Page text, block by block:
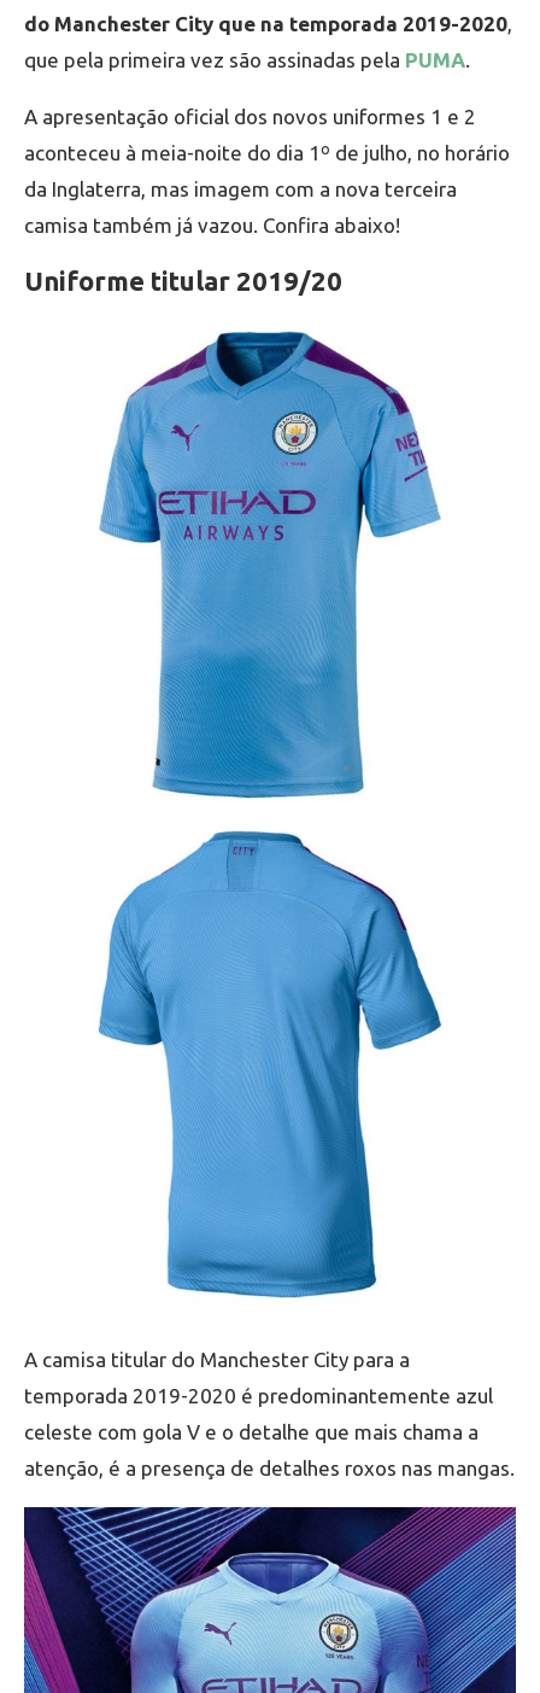
do Manchester City que na temporada 2019-2020
que pela primeira vez são assinadas pela PUMA
A apresentação oficial dos novos uniformes 1 e 2
aconteceu à meia-noite do dia 1º de julho, no horário
da Inglaterra, mas imagem com a nova terceira
camisa também já vazou. Confira abaixo!
Uniforme titular 2019/20
A camisa titular do Manchester City para a
temporada 2019-2020 é predominantemente azul
celeste com gola V e o detalhe que mais chama a
atenção, é a presença de detalhes roxos nas mangas.